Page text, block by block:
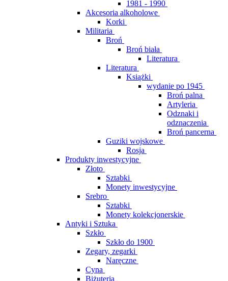
1981 - 1990
Akcesoria alkoholowe
Korki
Militaria
Broń
Broń biała
Literatura
Literatura
Książki
wydanie po 1945
Broń palna
Artyleria
Odznaki i
odznaczenia
Broń pancerna
Guziki wojskowe
Rosja
Produkty inwestycyjne
Złoto
Sztabki
Monety inwestycyjne
Srebro
Sztabki
Monety kolekcjonerskie
Antyki i Sztuka
Szkło
Szkło do 1900
Zegary, zegarki
Naręczne
Cyna
Biżuteria